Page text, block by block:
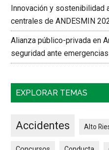
Innovación y sostenibilidad
centrales de ANDESMIN
Alianza público-privada en
seguridad ante
EXPLORAR TEMAS
Accidentes Alto